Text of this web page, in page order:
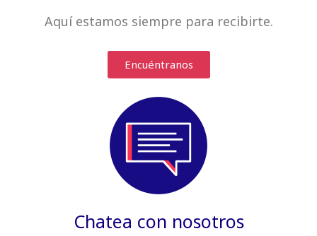
Aquí estamos siempre para recibirte.
Encuéntranos
Chatea con nosotros